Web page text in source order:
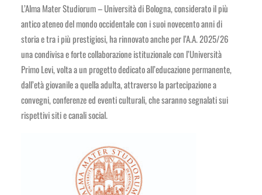
L’Alma Mater Studiorum – Università di Bologna, considerato il più
antico ateneo del mondo occidentale con i suoi novecento anni di
storia e tra i più prestigiosi, ha rinnovato anche per l’A.A. 2025/26
una condivisa e forte collaborazione istituzionale con l’Università
Primo Levi, volta a un progetto dedicato all’educazione permanente,
dall’età giovanile a quella adulta, attraverso la partecipazione a
convegni, conferenze ed eventi culturali, che saranno segnalati sui
rispettivi siti e canali social.